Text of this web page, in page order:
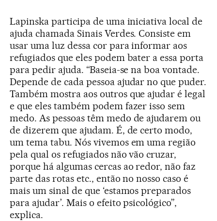
Lapinska participa de uma iniciativa local de
ajuda chamada Sinais Verdes. Consiste em
usar uma luz dessa cor para informar aos
refugiados que eles podem bater a essa porta
para pedir ajuda. “Baseia-se na boa vontade.
Depende de cada pessoa ajudar no que puder.
Também mostra aos outros que ajudar é legal
e que eles também podem fazer isso sem
medo. As pessoas têm medo de ajudarem ou
de dizerem que ajudam. É, de certo modo,
um tema tabu. Nós vivemos em uma região
pela qual os refugiados não vão cruzar,
porque há algumas cercas ao redor, não faz
parte das rotas etc., então no nosso caso é
mais um sinal de que ‘estamos preparados
para ajudar’. Mais o efeito psicológico”,
explica.